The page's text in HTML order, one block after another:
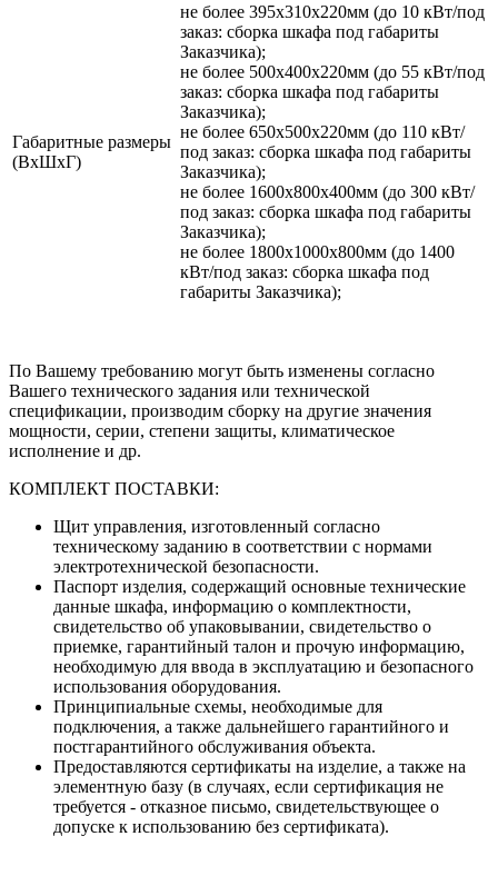
Габаритные размеры
(ВхШхГ)
не более 395х310х220мм (до 10 кВт/под
заказ: сборка шкафа под габариты
Заказчика);
не более 500х400х220мм (до 55 кВт/под
заказ: сборка шкафа под габариты
Заказчика);
не более 650х500х220мм (до 110 кВт/
под заказ: сборка шкафа под габариты
Заказчика);
не более 1600х800х400мм (до 300 кВт/
под заказ: сборка шкафа под габариты
Заказчика);
не более 1800х1000х800мм (до 1400
кВт/под заказ: сборка шкафа под
габариты Заказчика);
По Вашему требованию могут быть изменены согласно
Вашего технического задания или технической
спецификации, производим сборку на другие значения
мощности, серии, степени защиты, климатическое
исполнение и др.
КОМПЛЕКТ ПОСТАВКИ:
Щит управления, изготовленный согласно
техническому заданию в соответствии с нормами
электротехнической безопасности.
Паспорт изделия, содержащий основные технические
данные шкафа, информацию о комплектности,
свидетельство об упаковывании, свидетельство о
приемке, гарантийный талон и прочую информацию,
необходимую для ввода в эксплуатацию и безопасного
использования оборудования.
Принципиальные схемы, необходимые для
подключения, а также дальнейшего гарантийного и
постгарантийного обслуживания объекта.
Предоставляются сертификаты на изделие, а также на
элементную базу (в случаях, если сертификация не
требуется - отказное письмо, свидетельствующее о
допуске к использованию без сертификата).